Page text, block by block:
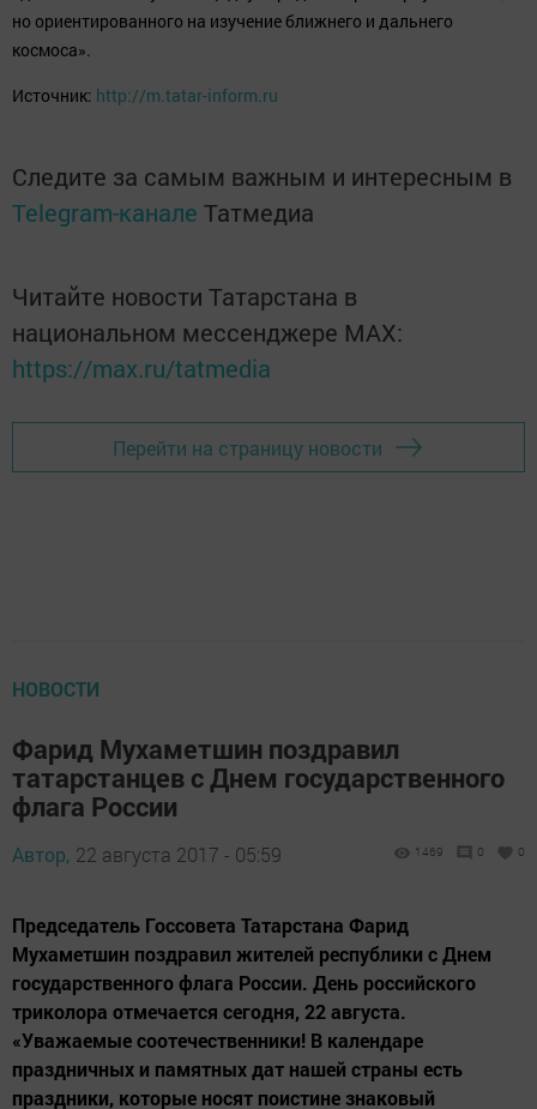
но ориентированного на изучение ближнего и дальнего
космоса».
Источник: http://m.tatar-inform.ru
Следите за самым важным и интересным в
Telegram-канале Татмедиа
Читайте новости Татарстана в
национальном мессенджере MАХ:
https://max.ru/tatmedia
Перейти на страницу новости
НОВОСТИ
Фарид Мухаметшин поздравил
татарстанцев с Днем государственного
флага России
Автор, 22 августа 2017 - 05:59 1469 0 0
Председатель Госсовета Татарстана Фарид
Мухаметшин поздравил жителей республики с Днем
государственного флага России. День российского
триколора отмечается сегодня, 22 августа.
«Уважаемые соотечественники! В календаре
праздничных и памятных дат нашей страны есть
праздники, которые носят поистине знаковый